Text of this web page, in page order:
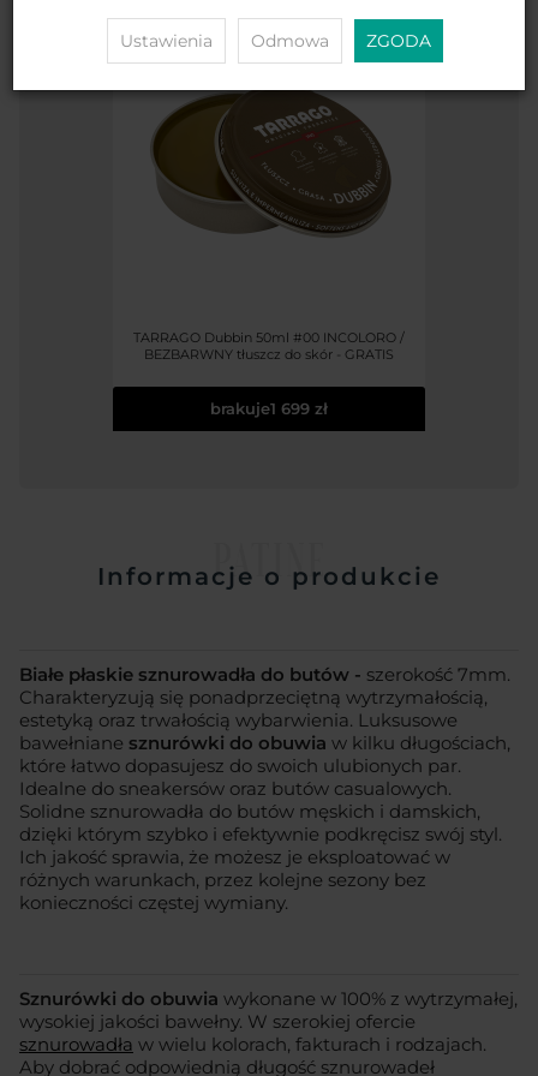
TARRAGO Dubbin 50ml #00 INCOLORO /
BEZBARWNY tłuszcz do skór - GRATIS
brakuje1 699 zł
PATINE
Informacje o produkcie
Białe płaskie sznurowadła do butów - szerokość 7mm.
Charakteryzują się ponadprzeciętną wytrzymałością,
estetyką oraz trwałością wybarwienia. Luksusowe
bawełniane sznurówki do obuwia w kilku długościach,
które łatwo dopasujesz do swoich ulubionych par.
Idealne do sneakersów oraz butów casualowych.
Solidne sznurowadła do butów męskich i damskich,
dzięki którym szybko i efektywnie podkręcisz swój styl.
Ich jakość sprawia, że możesz je eksploatować w
różnych warunkach, przez kolejne sezony bez
konieczności częstej wymiany.
Sznurówki do obuwia wykonane w 100% z wytrzymałej,
wysokiej jakości bawełny. W szerokiej ofercie
sznurowadła w wielu kolorach, fakturach i rodzajach.
Aby dobrać odpowiednią długość sznurowadeł
Ustawienia Odmowa ZGODA